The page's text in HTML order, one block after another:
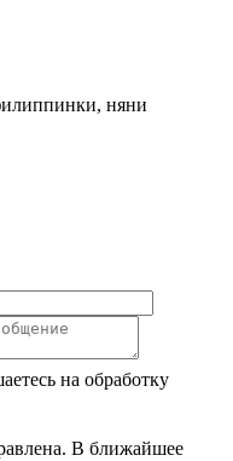
няни
на обработку
В ближайшее